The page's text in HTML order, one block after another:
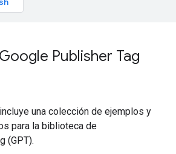
Publisher Tag
una colección de ejemplos y
para la biblioteca de
(GPT).